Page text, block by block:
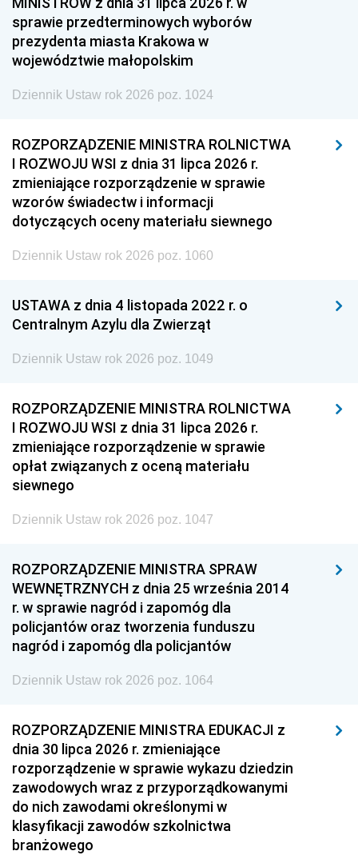
sprawie przedterminowych wyborów
prezydenta miasta Krakowa w
województwie małopolskim
Dziennik Ustaw rok 2026 poz. 1024
ROZPORZĄDZENIE MINISTRA ROLNICTWA
I ROZWOJU WSI z dnia 31 lipca 2026 r.
zmieniające rozporządzenie w sprawie
wzorów świadectw i informacji
dotyczących oceny materiału siewnego
Dziennik Ustaw rok 2026 poz. 1060
USTAWA z dnia 4 listopada 2022 r. o
Centralnym Azylu dla Zwierząt
Dziennik Ustaw rok 2026 poz. 1049
ROZPORZĄDZENIE MINISTRA ROLNICTWA
I ROZWOJU WSI z dnia 31 lipca 2026 r.
zmieniające rozporządzenie w sprawie
opłat związanych z oceną materiału
siewnego
Dziennik Ustaw rok 2026 poz. 1047
ROZPORZĄDZENIE MINISTRA SPRAW
WEWNĘTRZNYCH z dnia 25 września 2014
r. w sprawie nagród i zapomóg dla
policjantów oraz tworzenia funduszu
nagród i zapomóg dla policjantów
Dziennik Ustaw rok 2026 poz. 1064
ROZPORZĄDZENIE MINISTRA EDUKACJI z
dnia 30 lipca 2026 r. zmieniające
rozporządzenie w sprawie wykazu dziedzin
zawodowych wraz z przyporządkowanymi
do nich zawodami określonymi w
klasyfikacji zawodów szkolnictwa
branżowego